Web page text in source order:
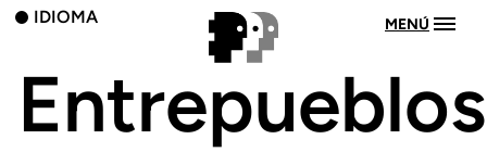
IDIOMA MENÚ
Entrepueblos